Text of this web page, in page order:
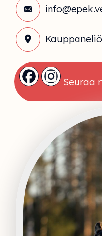
Kauppaneliö
Seuraa